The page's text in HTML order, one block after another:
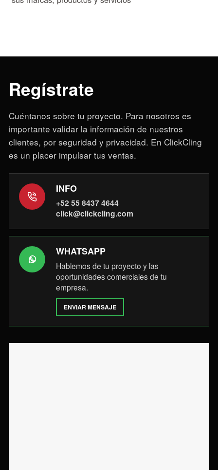
Regístrate
Cuéntanos sobre tu proyecto. Para nosotros es
importante validar la información de nuestros
clientes, por seguridad y privacidad. En ClickCling
es un placer impulsar tus ventas.
INFO
+52 55 8437 4644
click@clickcling.com
WHATSAPP
Hablemos de tu proyecto y las
oportunidades comerciales de tu
empresa.
ENVIAR MENSAJE